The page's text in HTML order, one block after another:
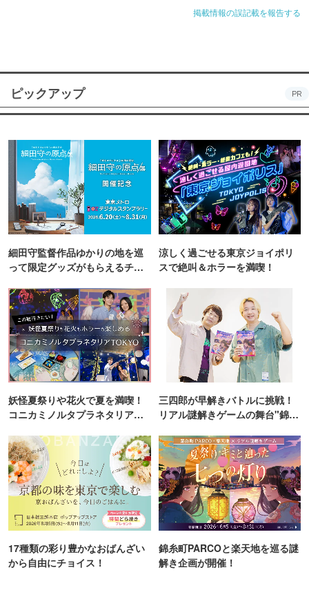
掲載情報の誤記載を報告する
ピックアップ PR
細田守監督作品ゆかりの地を巡
って限定グッズがもらえるチャ
涼しく過ごせる東京ジョイポリ
スで絶叫＆ホラーを満喫！
妖怪夏祭りや花火で夏を満喫！
コニカミノルタプラネタリア
三四郎が早解きバトルに挑戦！
リアル謎解きゲームの舞台"錦糸
17種類の彩り豊かなおばんざい
から自由にチョイス！
錦糸町PARCOと楽天地を巡る謎
解き企画が開催！